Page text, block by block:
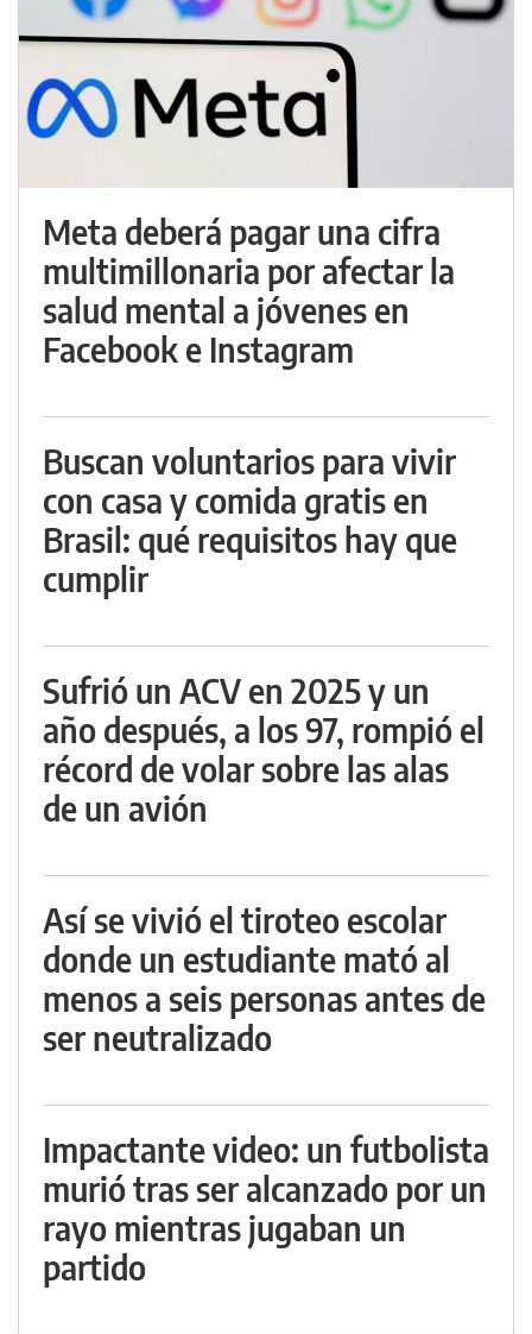
Meta deberá pagar una cifra
multimillonaria por afectar la
salud mental a jóvenes en
Facebook e Instagram
Buscan voluntarios para vivir
con casa y comida gratis en
Brasil: qué requisitos hay que
cumplir
Sufrió un ACV en 2025 y un
año después, a los 97, rompió el
récord de volar sobre las alas
de un avión
Así se vivió el tiroteo escolar
donde un estudiante mató al
menos a seis personas antes de
ser neutralizado
Impactante video: un futbolista
murió tras ser alcanzado por un
rayo mientras jugaban un
partido